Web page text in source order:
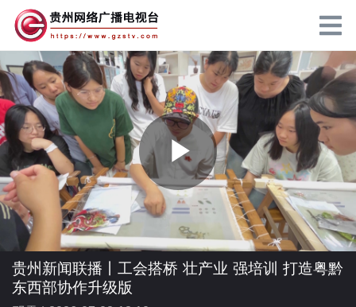
P
l
贵州新闻联播丨工会搭桥 壮产业 强培训 打造粤黔
东西部协作升级版